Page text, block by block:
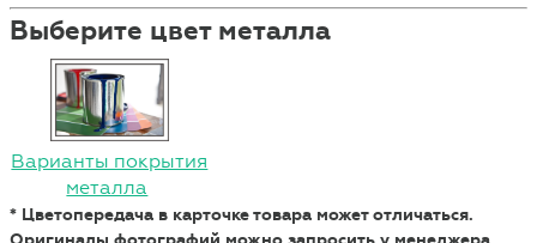
Выберите цвет металла
Варианты покрытия
металла
* Цветопередача в карточке товара может отличаться.